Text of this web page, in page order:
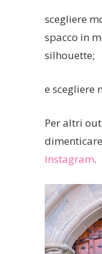
scegliere
spacco in
silhouette;
e scegliere
Per altri
Instagram.